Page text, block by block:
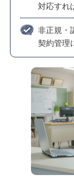
対応すれ
非正規・
契約管理